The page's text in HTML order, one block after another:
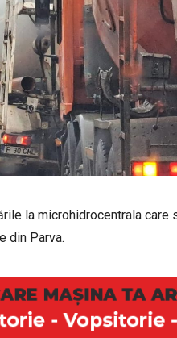
la microhidrocentrala care
din Parva.